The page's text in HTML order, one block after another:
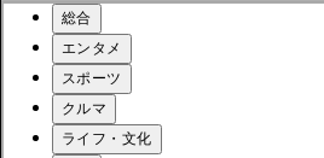
総合
エンタメ
スポーツ
クルマ
ライフ・文化